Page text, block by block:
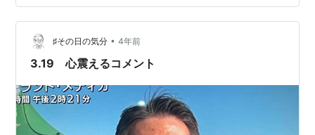
ステの生歌はもっと現代音楽でした） youtu.be 僧侶がぐ
るぐる回って声明を唱えてる場面が化け物退治にしか見
えない… これがオルタ4なのですが、怖すぎません？？な
にこの下半身？頭の…
♯その日の気分 • 4年前
3.19 心震えるコメント